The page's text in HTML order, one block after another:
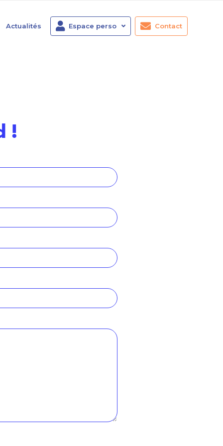
Actualités Espace perso Contact
!